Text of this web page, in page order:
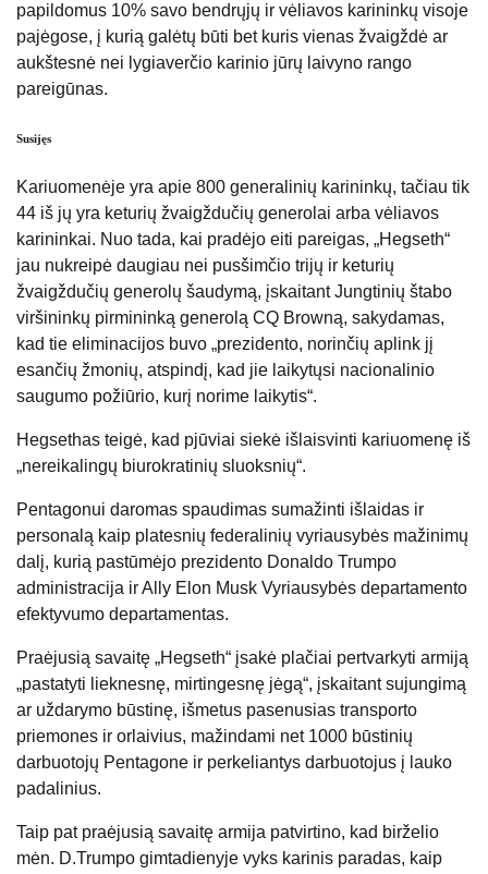
papildomus 10% savo bendrųjų ir vėliavos karininkų visoje
pajėgose, į kurią galėtų būti bet kuris vienas žvaigždė ar
aukštesnė nei lygiaverčio karinio jūrų laivyno rango
pareigūnas.
Susijęs
Kariuomenėje yra apie 800 generalinių karininkų, tačiau tik
44 iš jų yra keturių žvaigždučių generolai arba vėliavos
karininkai. Nuo tada, kai pradėjo eiti pareigas, „Hegseth“
jau nukreipė daugiau nei pusšimčio trijų ir keturių
žvaigždučių generolų šaudymą, įskaitant Jungtinių štabo
viršininkų pirmininką generolą CQ Browną, sakydamas,
kad tie eliminacijos buvo „prezidento, norinčių aplink jį
esančių žmonių, atspindį, kad jie laikytųsi nacionalinio
saugumo požiūrio, kurį norime laikytis“.
Hegsethas teigė, kad pjūviai siekė išlaisvinti kariuomenę iš
„nereikalingų biurokratinių sluoksnių“.
Pentagonui daromas spaudimas sumažinti išlaidas ir
personalą kaip platesnių federalinių vyriausybės mažinimų
dalį, kurią pastūmėjo prezidento Donaldo Trumpo
administracija ir Ally Elon Musk Vyriausybės departamento
efektyvumo departamentas.
Praėjusią savaitę „Hegseth“ įsakė plačiai pertvarkyti armiją
„pastatyti lieknesnę, mirtingesnę jėgą“, įskaitant sujungimą
ar uždarymo būstinę, išmetus pasenusias transporto
priemones ir orlaivius, mažindami net 1000 būstinių
darbuotojų Pentagone ir perkeliantys darbuotojus į lauko
padalinius.
Taip pat praėjusią savaitę armija patvirtino, kad birželio
mėn. D.Trumpo gimtadienyje vyks karinis paradas, kaip